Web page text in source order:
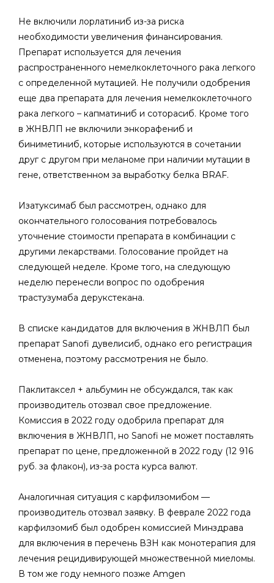
Не включили лорлатиниб из-за риска
необходимости увеличения финансирования.
Препарат используется для лечения
распространенного немелкоклеточного рака легкого
с определенной мутацией. Не получили одобрения
еще два препарата для лечения немелкоклеточного
рака легкого – капматиниб и соторасиб. Кроме того
в ЖНВЛП не включили энкорафениб и
биниметиниб, которые используются в сочетании
друг с другом при меланоме при наличии мутации в
гене, ответственном за выработку белка BRAF.
Изатуксимаб был рассмотрен, однако для
окончательного голосования потребовалось
уточнение стоимости препарата в комбинации с
другими лекарствами. Голосование пройдет на
следующей неделе. Кроме того, на следующую
неделю перенесли вопрос по одобрения
трастузумаба дерукстекана.
В списке кандидатов для включения в ЖНВЛП был
препарат Sanofi дувелисиб, однако его регистрация
отменена, поэтому рассмотрения не было.
Паклитаксел + альбумин не обсуждался, так как
производитель отозвал свое предложение.
Комиссия в 2022 году одобрила препарат для
включения в ЖНВЛП, но Sanofi не может поставлять
препарат по цене, предложенной в 2022 году (12 916
руб. за флакон), из-за роста курса валют.
Аналогичная ситуация с карфилзомибом —
производитель отозвал заявку. В феврале 2022 года
карфилзомиб был одобрен комиссией Минздрава
для включения в перечень ВЗН как монотерапия для
лечения рецидивирующей множественной миеломы.
В том же году немного позже Amgen